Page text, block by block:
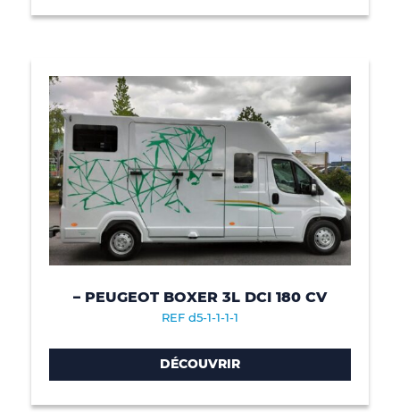
– PEUGEOT BOXER 3L DCI 180 CV
REF d5-1-1-1-1
DÉCOUVRIR